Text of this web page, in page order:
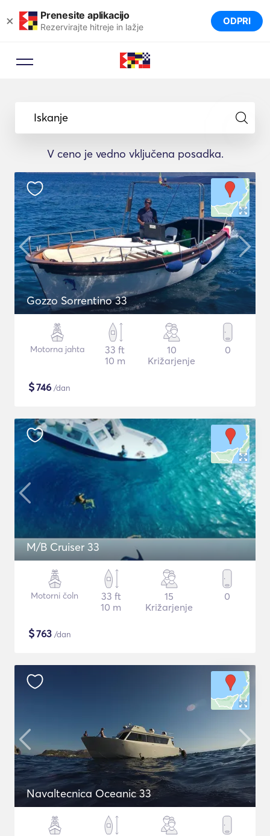
× Prenesite aplikacijo
Rezervirajte hitreje in lažje ODPRI
Iskanje
V ceno je vedno vključena posadka.
Gozzo Sorrentino 33
Motorna jahta
33 ft
10 m
10
Križarjenje
0
$746 /dan
M/B Cruiser 33
Motorni čoln
33 ft
10 m
15
Križarjenje
0
$763 /dan
Navaltecnica Oceanic 33